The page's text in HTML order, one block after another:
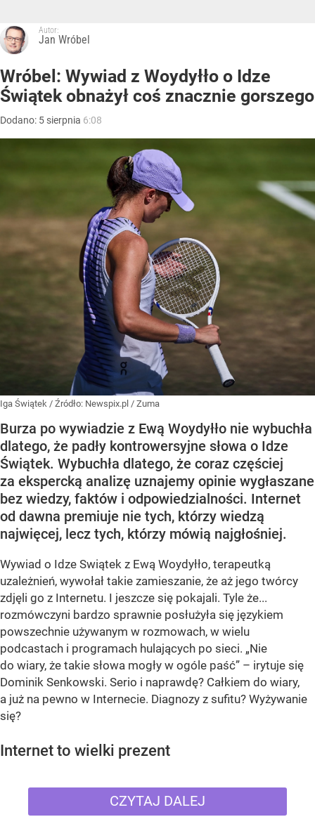
Autor:
Jan Wróbel
Wróbel: Wywiad z Woydyłło o Idze
Świątek obnażył coś znacznie gorszego
Dodano: 5 sierpnia 6:08
Iga Świątek / Źródło: Newspix.pl / Zuma
Burza po wywiadzie z Ewą Woydyłło nie wybuchła
dlatego, że padły kontrowersyjne słowa o Idze
Świątek. Wybuchła dlatego, że coraz częściej
za ekspercką analizę uznajemy opinie wygłaszane
bez wiedzy, faktów i odpowiedzialności. Internet
od dawna premiuje nie tych, którzy wiedzą
najwięcej, lecz tych, którzy mówią najgłośniej.
Wywiad o Idze Swiątek z Ewą Woydyłło, terapeutką
uzależnień, wywołał takie zamieszanie, że aż jego twórcy
zdjęli go z Internetu. I jeszcze się pokajali. Tyle że...
rozmówczyni bardzo sprawnie posłużyła się językiem
powszechnie używanym w rozmowach, w wielu
podcastach i programach hulających po sieci. „Nie
do wiary, że takie słowa mogły w ogóle paść” – irytuje się
Dominik Senkowski. Serio i naprawdę? Całkiem do wiary,
a już na pewno w Internecie. Diagnozy z sufitu? Wyżywanie
się?
Internet to wielki prezent
CZYTAJ DALEJ